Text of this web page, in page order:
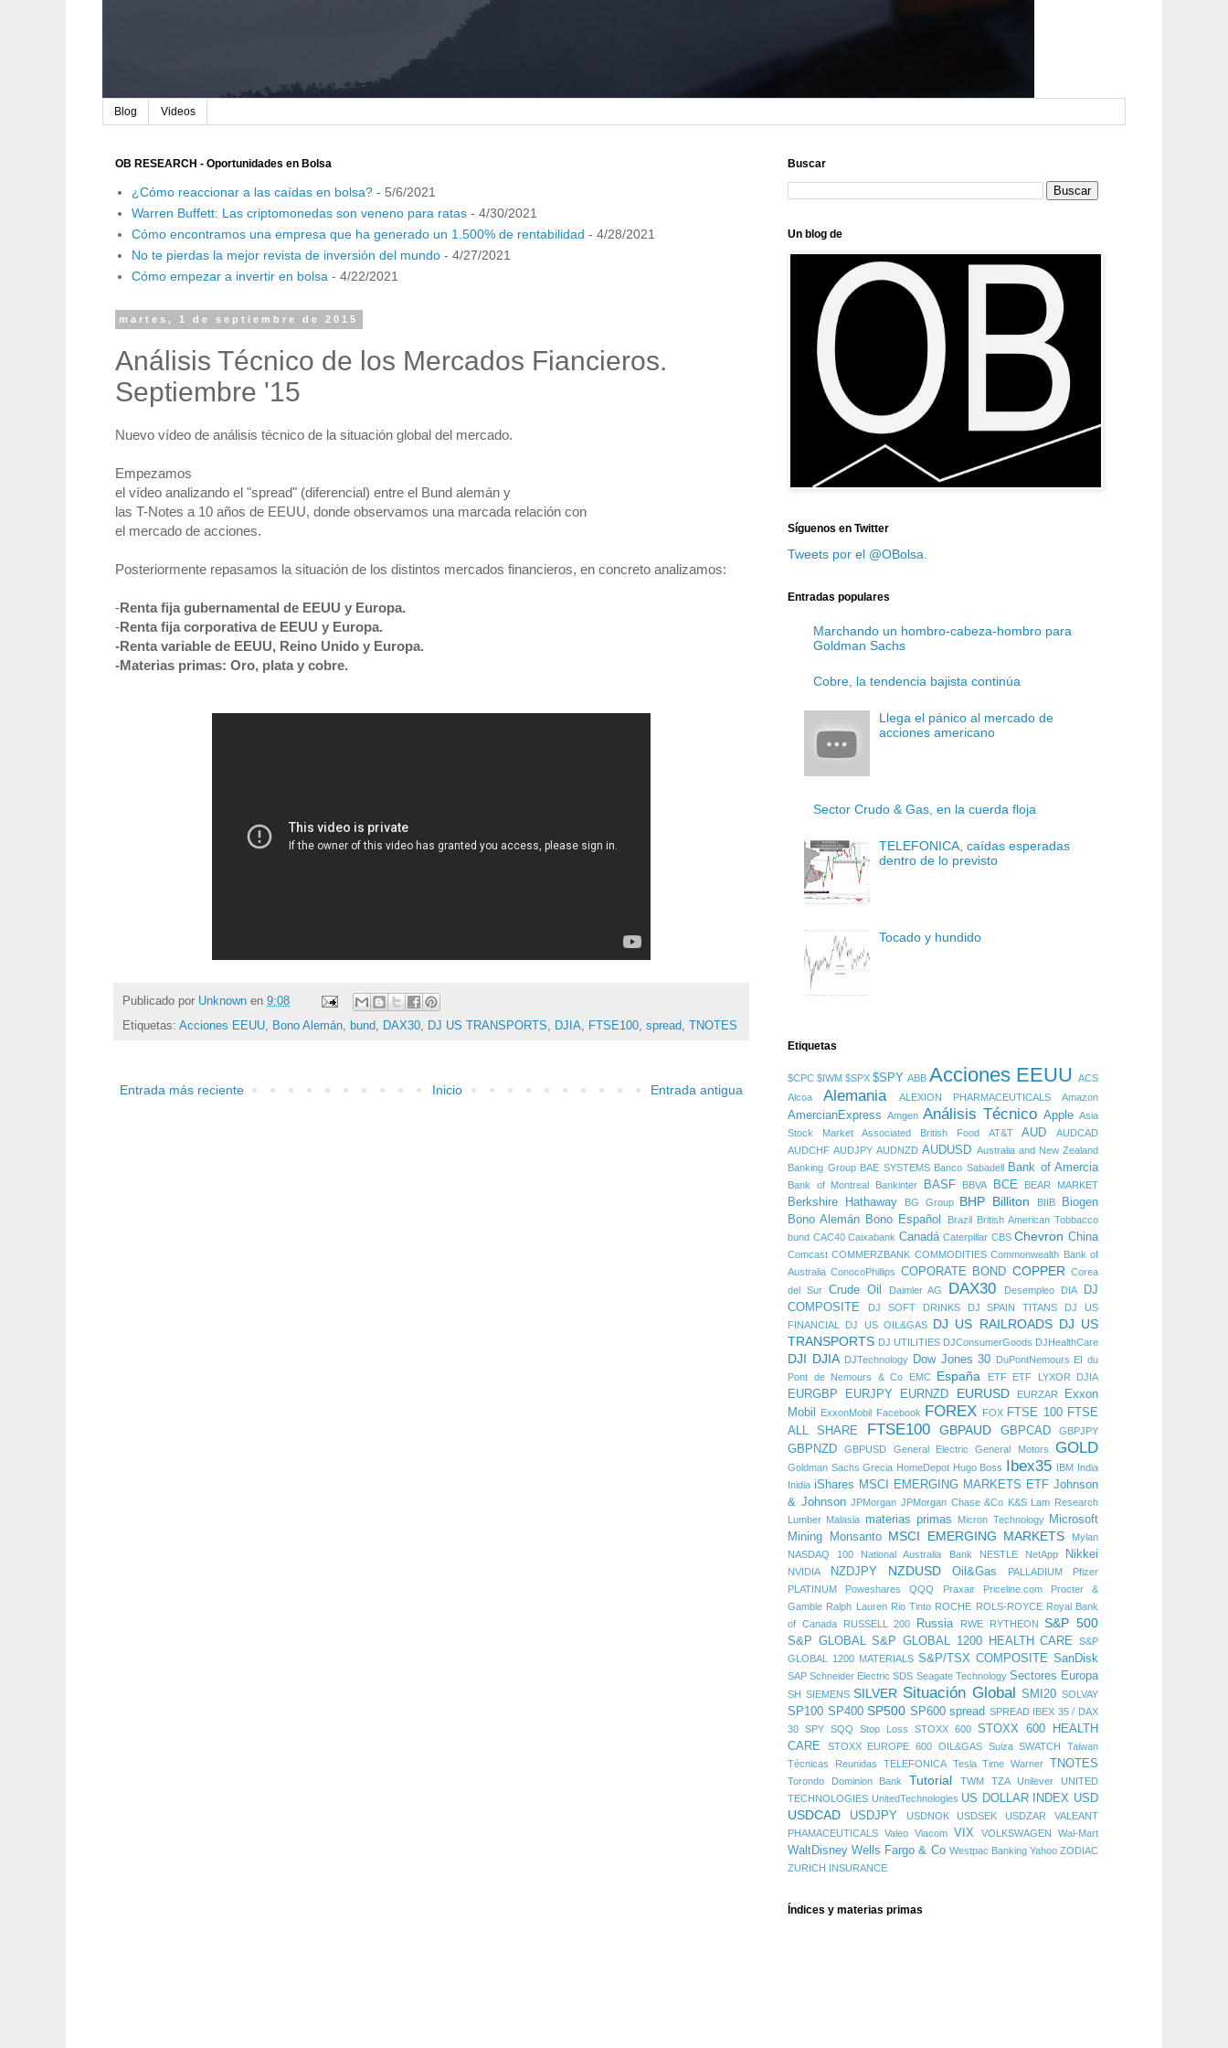
Blog Videos
OB RESEARCH - Oportunidades en Bolsa
¿Cómo reaccionar a las caídas en bolsa?- 5/6/2021
Warren Buffett: Las criptomonedas son veneno para ratas- 4/30/2021
Cómo encontramos una empresa que ha generado un 1.500% de rentabilidad - 4/28/2021
No te pierdas la mejor revista de inversión del mundo- 4/27/2021
Cómo empezar a invertir en bolsa - 4/22/2021
martes, 1 de septiembre de 2015
Análisis Técnico de los Mercados Fiancieros.
Septiembre '15
Nuevo vídeo de análisis técnico de la situación global del mercado.
Empezamos
el vídeo analizando el "spread" (diferencial) entre el Bund alemán y
las T-Notes a 10 años de EEUU, donde observamos una marcada relación con
el mercado de acciones.
Posteriormente repasamos la situación de los distintos mercados financieros, en concreto analizamos:
-Renta fija gubernamental de EEUU y Europa.
-Renta fija corporativa de EEUU y Europa.
-Renta variable de EEUU, Reino Unido y Europa.
-Materias primas: Oro, plata y cobre.
Publicado por Unknown en 9:08
Etiquetas: Acciones EEUU, Bono Alemán, bund, DAX30, DJ US TRANSPORTS, DJIA, FTSE100, spread, TNOTES
Entrada más reciente Entrada antigua
Inicio
Buscar
Un blog de
Síguenos en Twitter
Tweets por el @OBolsa.
Entradas populares
Marchando un hombro-cabeza-hombro para
Goldman Sachs
Cobre, la tendencia bajista continúa
Llega el pánico al mercado de
acciones americano
Sector Crudo & Gas, en la cuerda floja
TELEFONICA, caídas esperadas
dentro de lo previsto
Tocado y hundido
Etiquetas
$CPC $IWM $SPX $SPY ABB Acciones EEUU ACS
Alcoa
Alemania ALEXION PHARMACEUTICALS Amazon
AmercianExpress Amgen Análisis Técnico Apple Asia
Stock Market
Associated British Food AT&T AUD
AUDCAD
AUDCHF AUDJPY AUDNZD AUDUSD Australia and New Zealand
Banking Group BAE SYSTEMS Banco Sabadell Bank of Amercia
Bank of Montreal Bankinter BASF BBVA BCE BEAR MARKET
Berkshire Hathaway BG Group BHP Billiton BIIB
Biogen
Bono Alemán Bono Español Brazil British American Tobbacco
bund CAC40 Caixabank Canadá Caterpillar CBS Chevron China
Comcast COMMERZBANK COMMODITIES Commonwealth Bank of
Australia ConocoPhillips COPORATE BOND COPPER Corea
del Sur Crude Oil Daimler AG DAX30 Desempleo DIA
DJ
COMPOSITE
DJ SOFT DRINKS DJ SPAIN TITANS
DJ US
FINANCIAL
DJ US OIL&GAS DJ US RAILROADS DJ US
TRANSPORTS DJ UTILITIES DJConsumerGoods DJHealthCare
DJI DJIA DJTechnology Dow Jones 30 DuPontNemours EI du
Pont de Nemours & Co
EMC España ETF ETF LYXOR DJIA
EURGBP EURJPY EURNZD EURUSD EURZAR
Exxon
Mobil
ExxonMobil Facebook FOREX FOX FTSE 100 FTSE
ALL SHARE
FTSE100 GBPAUD GBPCAD GBPJPY
GBPNZD GBPUSD General Electric General Motors GOLD
Goldman Sachs Grecia HomeDepot Hugo Boss Ibex35 IBM India
Inidia iShares MSCI EMERGING MARKETS ETF Johnson
& Johnson JPMorgan JPMorgan Chase &Co K&S Lam Research
Lumber Malasia materias primas Micron Technology
Microsoft
Mining
Monsanto MSCI EMERGING MARKETS
Mylan
NASDAQ 100
National Australia Bank NESTLE NetApp Nikkei
NVIDIA NZDJPY NZDUSD Oil&Gas PALLADIUM
Pfizer
PLATINUM
Poweshares QQQ Praxair Priceline.com
Procter &
Gamble Ralph Lauren Rio Tinto ROCHE ROLS-ROYCE Royal Bank
of Canada
RUSSELL 200 Russia RWE RYTHEON S&P 500
S&P GLOBAL S&P GLOBAL 1200 HEALTH CARE
S&P
GLOBAL 1200 MATERIALS S&P/TSX COMPOSITE SanDisk
SAP Schneider Electric SDS Seagate Technology Sectores Europa
SH SIEMENS SILVER Situación Global SMI20 SOLVAY
SP100 SP400 SP500 SP600 spread SPREAD IBEX 35 / DAX
30 SPY SQQ Stop Loss STOXX 600 STOXX 600 HEALTH
CARE
STOXX EUROPE 600 OIL&GAS Suiza SWATCH
Taiwan
Técnicas Reunidas
TELEFONICA Tesla Time Warner TNOTES
Torondo Dominion Bank Tutorial TWM TZA Unilever
UNITED
TECHNOLOGIES UnitedTechnologies US DOLLAR INDEX USD
USDCAD USDJPY USDNOK USDSEK USDZAR
VALEANT
PHAMACEUTICALS Valeo Viacom VIX VOLKSWAGEN Wal-Mart
WaltDisney Wells Fargo & Co Westpac Banking Yahoo ZODIAC
ZURICH INSURANCE
Índices y materias primas